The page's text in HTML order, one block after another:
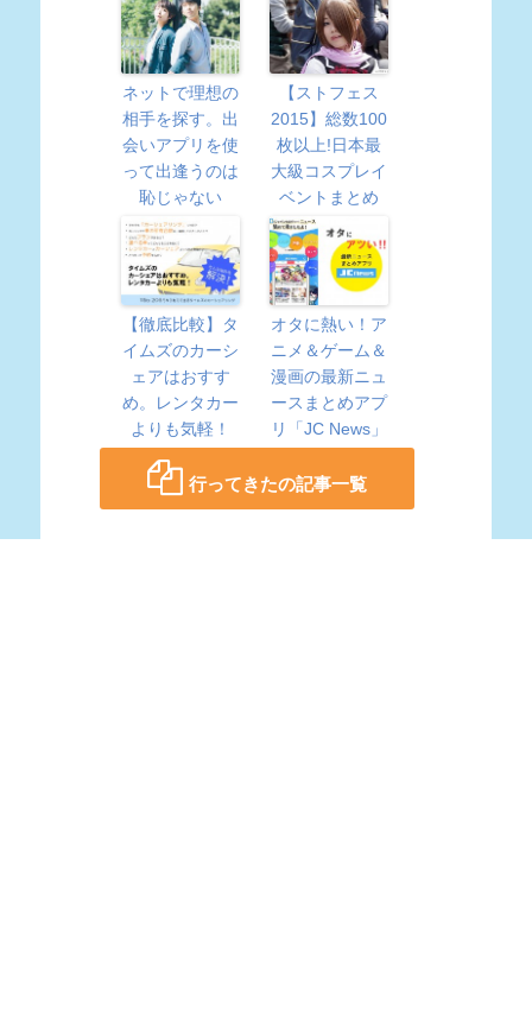
ネットで理想の
相手を探す。出
会いアプリを使
って出逢うのは
恥じゃない
【ストフェス
2015】総数100
枚以上!日本最
大級コスプレイ
ベントまとめ
【徹底比較】タ
イムズのカーシ
ェアはおすす
め。レンタカー
よりも気軽！
オタに熱い！ア
ニメ＆ゲーム＆
漫画の最新ニュ
ースまとめアプ
リ「JC News」
行ってきたの記事一覧